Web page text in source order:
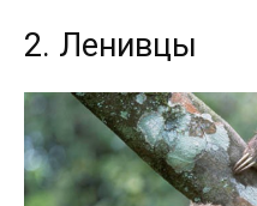
2. Ленивцы